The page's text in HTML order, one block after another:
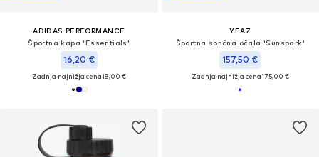
ADIDAS PERFORMANCE
Športna kapa 'Essentials'
16,20 €
Zadnja najnižja cena18,00 €
YEAZ
Športna sončna očala 'Sunspark'
157,50 €
Zadnja najnižja cena175,00 €